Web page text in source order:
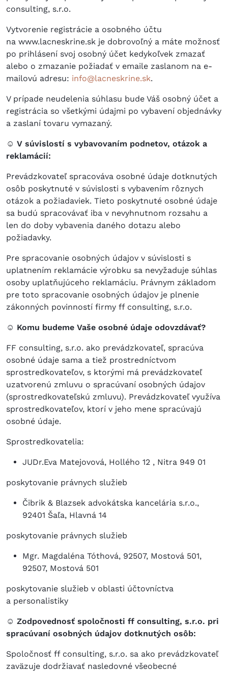
consulting, s.r.o.
Vytvorenie registrácie a osobného účtu
na www.lacneskrine.sk je dobrovoľný a máte možnosť
po prihlásení svoj osobný účet kedykoľvek zmazať
alebo o zmazanie požiadať v emaile zaslanom na e-
mailovú adresu: info@lacneskrine.sk.
V prípade neudelenia súhlasu bude Váš osobný účet a
registrácia so všetkými údajmi po vybavení objednávky
a zaslaní tovaru vymazaný.
☺ V súvislostí s vybavovaním podnetov, otázok a
reklamácií:
Prevádzkovateľ spracováva osobné údaje dotknutých
osôb poskytnuté v súvislosti s vybavením rôznych
otázok a požiadaviek. Tieto poskytnuté osobné údaje
sa budú spracovávať iba v nevyhnutnom rozsahu a
len do doby vybavenia daného dotazu alebo
požiadavky.
Pre spracovanie osobných údajov v súvislosti s
uplatnením reklamácie výrobku sa nevyžaduje súhlas
osoby uplatňujúceho reklamáciu. Právnym základom
pre toto spracovanie osobných údajov je plnenie
zákonných povinností firmy ff consulting, s.r.o.
☺ Komu budeme Vaše osobné údaje odovzdávať?
FF consulting, s.r.o. ako prevádzkovateľ, spracúva
osobné údaje sama a tiež prostredníctvom
sprostredkovateľov, s ktorými má prevádzkovateľ
uzatvorenú zmluvu o spracúvaní osobných údajov
(sprostredkovateľskú zmluvu). Prevádzkovateľ využíva
sprostredkovateľov, ktorí v jeho mene spracúvajú
osobné údaje.
Sprostredkovatelia:
JUDr.Eva Matejovová, Hollého 12 , Nitra 949 01
poskytovanie právnych služieb
Čibrik & Blazsek advokátska kancelária s.r.o.,
92401 Šaľa, Hlavná 14
poskytovanie právnych služieb
Mgr. Magdaléna Tóthová, 92507, Mostová 501,
92507, Mostová 501
poskytovanie služieb v oblasti účtovníctva
a personalistiky
☺ Zodpovednosť spoločnosti ff consulting, s.r.o. pri
spracúvaní osobných údajov dotknutých osôb:
Spoločnosť ff consulting, s.r.o. sa ako prevádzkovateľ
zaväzuje dodržiavať nasledovné všeobecné